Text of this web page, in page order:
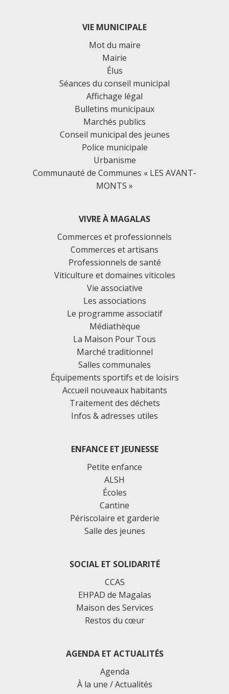
VIE MUNICIPALE
Mot du maire
Mairie
Élus
Séances du conseil municipal
Affichage légal
Bulletins municipaux
Marchés publics
Conseil municipal des jeunes
Police municipale
Urbanisme
Communauté de Communes « LES AVANT-
MONTS »
VIVRE À MAGALAS
Commerces et professionnels
Commerces et artisans
Professionnels de santé
Viticulture et domaines viticoles
Vie associative
Les associations
Le programme associatif
Médiathèque
La Maison Pour Tous
Marché traditionnel
Salles communales
Équipements sportifs et de loisirs
Accueil nouveaux habitants
Traitement des déchets
Infos & adresses utiles
ENFANCE ET JEUNESSE
Petite enfance
ALSH
Écoles
Cantine
Périscolaire et garderie
Salle des jeunes
SOCIAL ET SOLIDARITÉ
CCAS
EHPAD de Magalas
Maison des Services
Restos du cœur
AGENDA ET ACTUALITÉS
Agenda
À la une / Actualités